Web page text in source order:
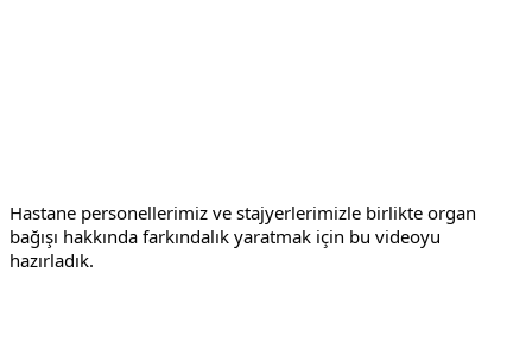
Hastane personellerimiz ve stajyerlerimizle birlikte organ
bağışı hakkında farkındalık yaratmak için bu videoyu
hazırladık.